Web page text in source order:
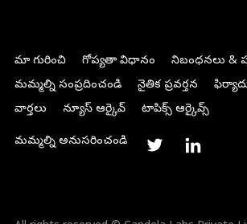
మా గురించి గోప్యతా విధానం
నిబంధనలు &
మమ్మల్ని సంప్రదించండి
నైతిక ప్రవర్తన
వార్తలు
న్యూస్ ఆర్కైవ్ టాపిక్స్ ఆర్కైవ్స్
మమ్మల్ని అనుసరించండి